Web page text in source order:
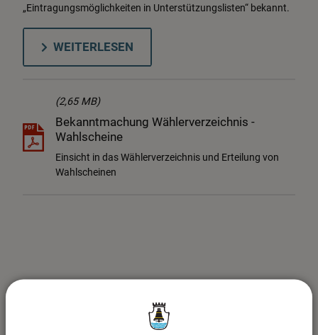
„Eintragungsmöglichkeiten in Unterstützungslisten“ bekannt.
WEITERLESEN
(2,65 MB)
Bekanntmachung Wählerverzeichnis -
Wahlscheine
Einsicht in das Wählerverzeichnis und Erteilung von
Wahlscheinen